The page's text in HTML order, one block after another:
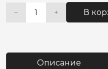
−
Количество
sagi
+ В
Alternative:
Описание